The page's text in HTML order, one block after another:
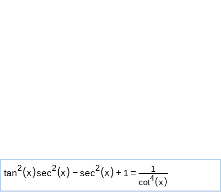
tan2(x)sec2(x) −sec2(x) + 1 =
1
cot4(x)